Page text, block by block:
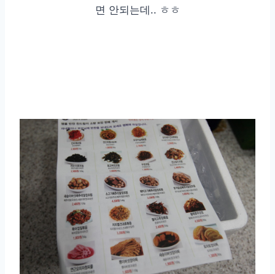
면 안되는데.. ㅎㅎ